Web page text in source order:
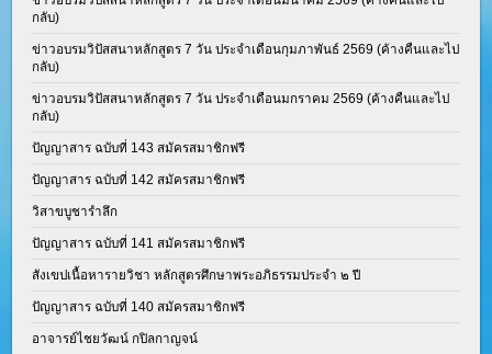
กลับ)
ข่าวอบรมวิปัสสนาหลักสูตร 7 วัน ประจำเดือนกุมภาพันธ์ 2569 (ค้างคืนและไป
กลับ)
ข่าวอบรมวิปัสสนาหลักสูตร 7 วัน ประจำเดือนมกราคม 2569 (ค้างคืนและไป
กลับ)
ปัญญาสาร ฉบับที่ 143 สมัครสมาชิกฟรี
ปัญญาสาร ฉบับที่ 142 สมัครสมาชิกฟรี
วิสาขบูชารำลึก
ปัญญาสาร ฉบับที่ 141 สมัครสมาชิกฟรี
สังเขปเนื้อหารายวิชา หลักสูตรศึกษาพระอภิธรรมประจำ ๒ ปี
ปัญญาสาร ฉบับที่ 140 สมัครสมาชิกฟรี
อาจารย์ไชยวัฒน์ กปิลกาญจน์